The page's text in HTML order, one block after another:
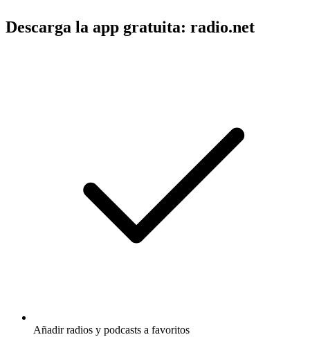
Descarga la app gratuita: radio.net
Añadir radios y podcasts a favoritos